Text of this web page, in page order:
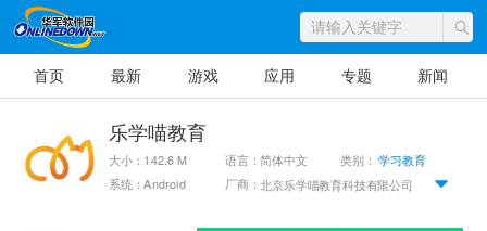
首页 最新 游戏 应用 专题 新闻
乐学喵教育
大小：142.6 M 语言：简体中文 类别：学习教育
系统：Android
厂商：北京乐学喵教育科技有限公司